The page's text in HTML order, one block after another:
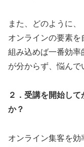
また、どのように、
オンラインの要素を
組み込めば一番効率
が分からず、悩んで
２．受講を開始し
か？
オンライン集客を効